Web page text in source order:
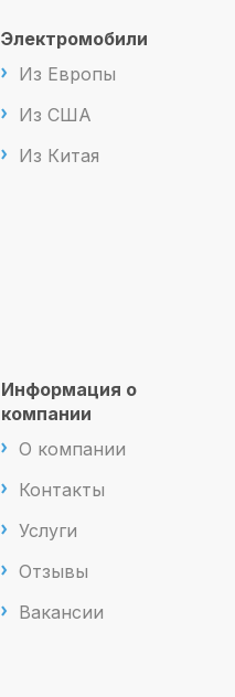
Электромобили
Из Европы
Из США
Из Китая
Информация о
компании
О компании
Контакты
Услуги
Отзывы
Вакансии